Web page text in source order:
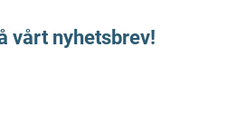
vårt nyhetsbrev!